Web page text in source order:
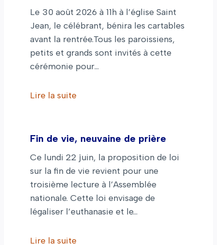
Le 30 août 2026 à 11h à l’église Saint
Jean, le célébrant, bénira les cartables
avant la rentrée.Tous les paroissiens,
petits et grands sont invités à cette
cérémonie pour…
Lire la suite
Fin de vie, neuvaine de prière
Ce lundi 22 juin, la proposition de loi
sur la fin de vie revient pour une
troisième lecture à l’Assemblée
nationale. Cette loi envisage de
légaliser l’euthanasie et le…
Lire la suite